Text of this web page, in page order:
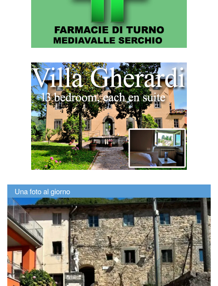
Una foto al giorno